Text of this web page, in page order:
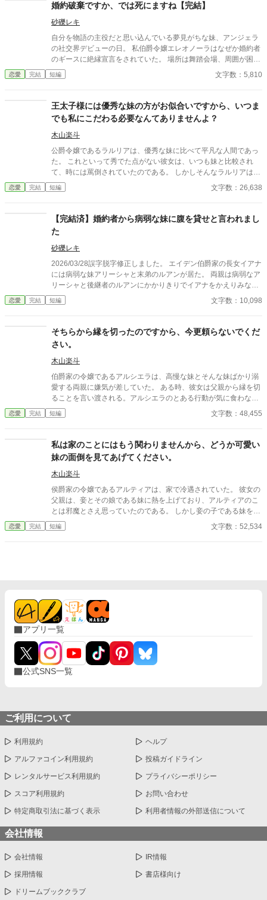
婚約破棄ですか、では死にますね【完結】
砂礫レキ
自分を物語の主役だと思い込んでいる夢見がちな妹、アンジェラ
の社交界デビューの日。 私伯爵令嬢エレオノーラはなぜか婚約者
のギースに絶縁宣言をされていた。 場所は舞踏会場、周囲が困惑
する中芝居がかった喋りでギースはどんどん墓穴を掘っていく。
氷の女である私より花の妖精のようなアンジェラと永遠の愛を誓
ていた。まるで王子に愛を誓われる姫君のように。 私が冷たいの
ではなく二人の脳みそが茹っているだけでは？ 婚約破棄は承りま
す。但し、今夜の主役は奪わせて貰うわよアンジェラ。
恋愛 完結 短編 文字数：5,810
王太子様には優秀な妹の方がお似合いですから、いつま
でも私にこだわる必要なんてありませんよ？
木山楽斗
公爵令嬢であるラルリアは、優秀な妹に比べて平凡な人間であっ
た。 これといって秀でた点がない彼女は、いつも妹と比較され
て、時には罵倒されていたのである。 しかしそんなラルリアはあ
る時、王太子の婚約者に選ばれた。 それに誰よりも驚いたのは、
彼女自身である。仮に公爵家と王家の婚約がなされるとしても、
界ではその婚約は非難されていた。 妹の方を王家に嫁がせる方が
有益であると、有力者達は考えていたのだ。 故にラルリアも、婚
約者である王太子アドルヴに婚約を変更するように進言した。し
かし彼は、頑なにラルリアとの婚約を望んでいた。どうやらこの
婚約自体、彼が提案したものであるようなのだ。
恋愛 完結 短編 文字数：26,638
【完結済】婚約者から病弱な妹に腹を貸せと言われまし
た
砂礫レキ
2026/03/28誤字脱字修正しました。 エイデン伯爵家の長女イアナ
には病弱な妹アリーシャと末弟のルアンが居た。 両親は病弱なア
リーシャと後継者のルアンにかかりきりでイアナをかえりみな
い。贈り物さえイアナの分だけ使用人に適当に考えさせていた。
結婚し家を出れば自分も一人の人間として尊重して貰える。 そん
ナの妹アリーシャと恋仲になっていただけでなく、病弱なアリー
シャの代わりにイアナに子供を産むようにと言った。 絶望の中イ
アナは一人の少年を思い出す。 いつのまにか消えてしまった義兄
ルーク、彼だけがイアナに優しくしてくれた人だった。 自分が近
い内に死ぬ夢を見たイアナは毒家族の元から去る決意をする。
恋愛 完結 短編 文字数：10,098
そちらから縁を切ったのですから、今更頼らないでくだ
さい。
木山楽斗
伯爵家の令嬢であるアルシエラは、高慢な妹とそんな妹ばかり溺
愛する両親に嫌気が差していた。 ある時、彼女は父親から縁を切
ることを言い渡される。アルシエラのとある行動が気に食わなか
った妹が、父親にそう進言したのだ。 不安はあったが、アルシエ
ラはそれを受け入れた。 ある程度の年齢に達した時から、彼女は
ので、それを実行することにしたのだ。 伯爵家を追い出された彼
女は、商人としての生活を送っていた。 偶然にも人脈に恵まれた
彼女は、着々と力を付けていき、見事成功を収めたのである。 そ
んな彼女の元に、実家から申し出があった。 事情があって窮地に
立たされた伯爵家が、支援を求めてきたのだ。 しかしながら、そ
んな義理がある訳がなかった。 アルシエラは、両親や妹からの申
し出をきっぱりと断ったのである。 ※8話からの登場人物の名前
を変更しました。1話の登場人物とは別人です。（バーキントン
→ラナキンス）
恋愛 完結 短編 文字数：48,455
私は家のことにはもう関わりませんから、どうか可愛い
妹の面倒を見てあげてください。
木山楽斗
侯爵家の令嬢であるアルティアは、家で冷遇されていた。 彼女の
父親は、妾とその娘である妹に熱を上げており、アルティアのこ
とは邪魔とさえ思っていたのである。 しかし妾の子である妹を婿
に迎える立場にすることは、父親も躊躇っていた。周囲からの体
裁を気にした結果、アルティアがその立場となったのだ。 だが、
放された彼女は、伸び伸びと暮らすことにするのだった。 程なく
して彼女の元に、婚約者が訪ねて来た。 彼はアルティアの妹のわ
がままさに辟易としており、さらには社交界において侯爵家が厳
しい立場となったことを伝えてきた。妾の子であるということを
差し引いても、甘やかされて育ってきた妹の評価というものは、
高いものではなかったのだ。 戻って来て欲しいと懇願する婚約者
だったが、アルティアはそれを拒絶する。 彼女にとって、婚約者
恋愛 完結 短編 文字数：52,534
アプリ一覧
公式SNS一覧
ご利用について
利用規約 ヘルプ
アルファコイン利用規約 投稿ガイドライン
レンタルサービス利用規約 プライバシーポリシー
スコア利用規約 お問い合わせ
特定商取引法に基づく表示 利用者情報の外部送信について
会社情報
会社情報 IR情報
採用情報 書店様向け
ドリームブッククラブ